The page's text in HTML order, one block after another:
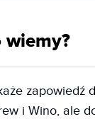
wiemy?
zapowiedź
i Wino, ale